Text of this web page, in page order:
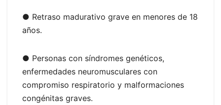
● Retraso madurativo grave en menores de 18
años.
● Personas con síndromes genéticos,
enfermedades neuromusculares con
compromiso respiratorio y malformaciones
congénitas graves.